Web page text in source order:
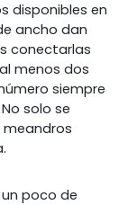
disponibles en
ancho dan
conectarlas
menos dos
siempre
solo se
poco de